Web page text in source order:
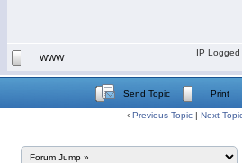
WWW
IP Logged
Send Topic Print
‹ Previous Topic | Next